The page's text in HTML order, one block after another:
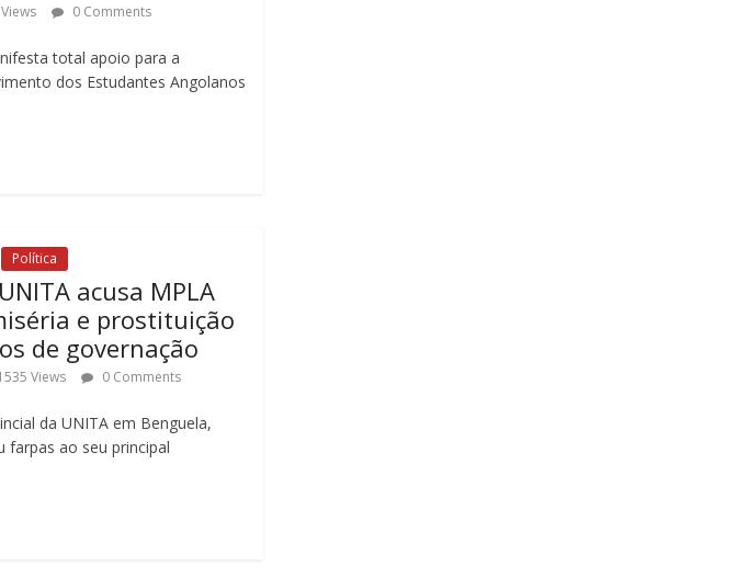
0 Comments
total apoio para a
dos Estudantes Angolanos
Política
acusa MPLA
e prostituição
de governação
Views 0 Comments
da UNITA em Benguela,
farpas ao seu principal